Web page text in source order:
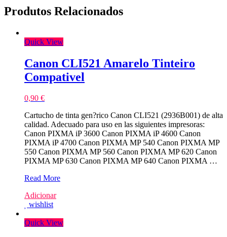
Produtos Relacionados
Quick View
Canon CLI521 Amarelo Tinteiro
Compativel
0,90 €
Cartucho de tinta gen?rico Canon CLI521 (2936B001) de alta
calidad. Adecuado para uso en las siguientes impresoras:
Canon PIXMA iP 3600 Canon PIXMA iP 4600 Canon
PIXMA iP 4700 Canon PIXMA MP 540 Canon PIXMA MP
550 Canon PIXMA MP 560 Canon PIXMA MP 620 Canon
PIXMA MP 630 Canon PIXMA MP 640 Canon PIXMA …
Canon
Amarelo
Tinteiro
Read More
Adicionar
wishlist
Quick View